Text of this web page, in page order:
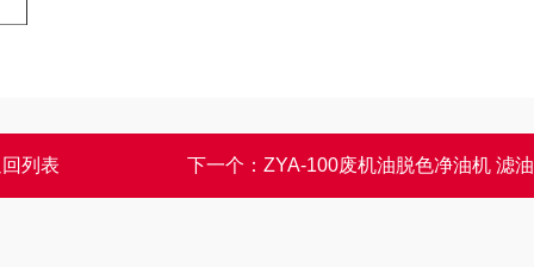
列表 下一个： ZYA-100废机油脱色净油机 滤